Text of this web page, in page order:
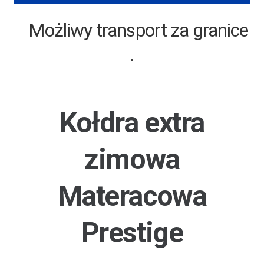
Możliwy transport za granice
.
Kołdra extra
zimowa
Materacowa
Prestige